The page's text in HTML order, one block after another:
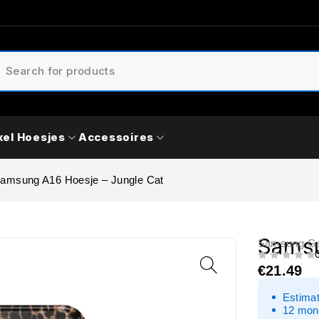
Hoesjes Accessoires
A16 Hoesje – Jungle Cat
Samsung
€21.49
12